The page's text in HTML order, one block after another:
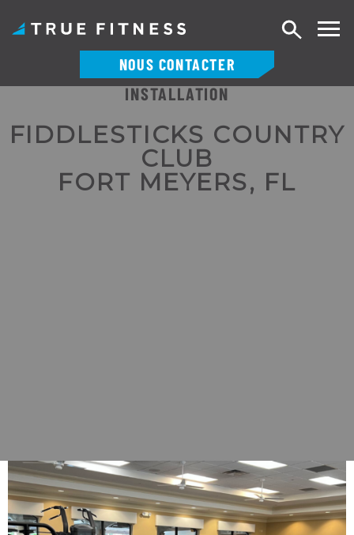
content
NOUS CONTACTER
INSTALLATION
FIDDLESTICKS COUNTRY
CLUB
FORT MEYERS, FL